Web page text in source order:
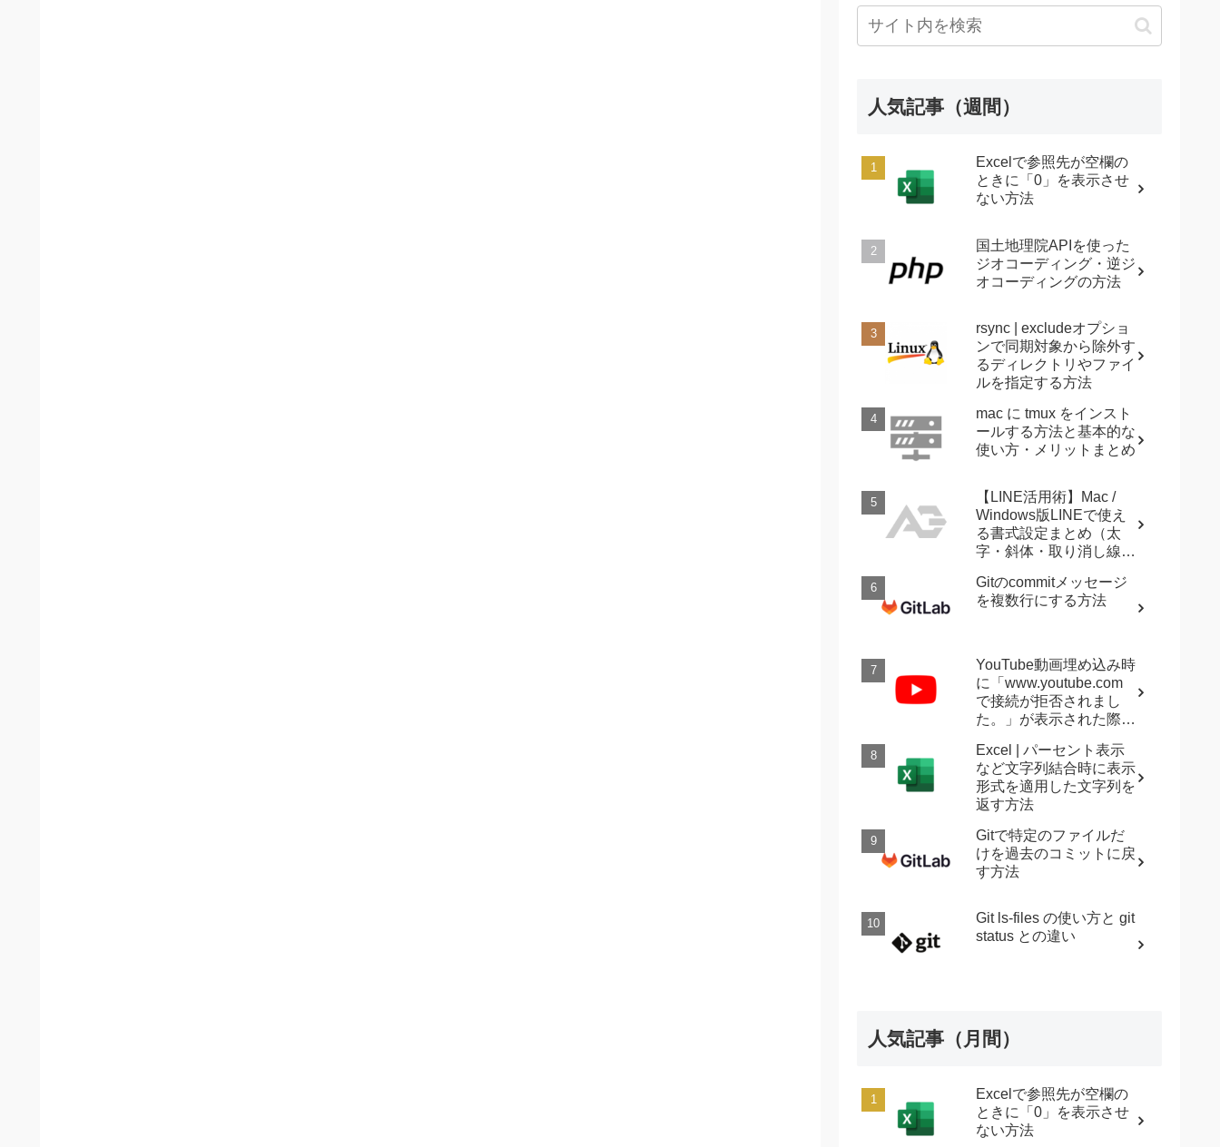
人気記事（週間）
Excelで参照先が空欄の
ときに「0」を表示させ
ない方法
国土地理院APIを使った
ジオコーディング・逆ジ
オコーディングの方法
rsync | excludeオプショ
ンで同期対象から除外す
るディレクトリやファイ
ルを指定する方法
mac に tmux をインスト
ールする方法と基本的な
使い方・メリットまとめ
【LINE活用術】Mac /
Windows版LINEで使え
る書式設定まとめ（太
字・斜体・取り消し線・
Gitのcommitメッセージ
を複数行にする方法
YouTube動画埋め込み時
に「www.youtube.com
で接続が拒否されまし
た。」が表示された際に
Excel | パーセント表示
など文字列結合時に表示
形式を適用した文字列を
返す方法
Gitで特定のファイルだ
けを過去のコミットに戻
す方法
Git ls-files の使い方と git
status との違い
人気記事（月間）
Excelで参照先が空欄の
ときに「0」を表示させ
ない方法